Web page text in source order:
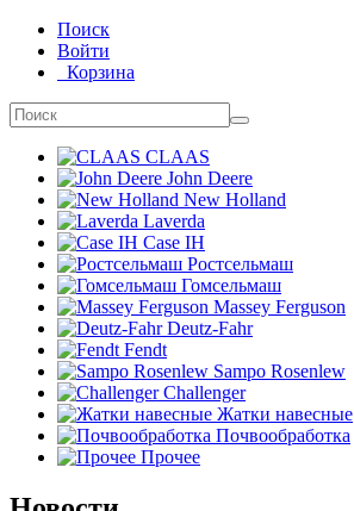
Поиск
Войти
Корзина
CLAAS
John Deere
New Holland
Laverda
Case IH
Ростсельмаш
Гомсельмаш
Massey Ferguson
Deutz-Fahr
Fendt
Sampo Rosenlew
Challenger
Жатки навесные
Почвообработка
Прочее